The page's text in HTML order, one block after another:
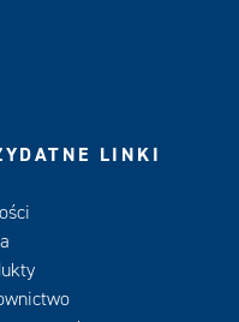
LINKI